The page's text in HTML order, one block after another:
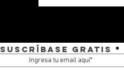
Suscríbase gratis